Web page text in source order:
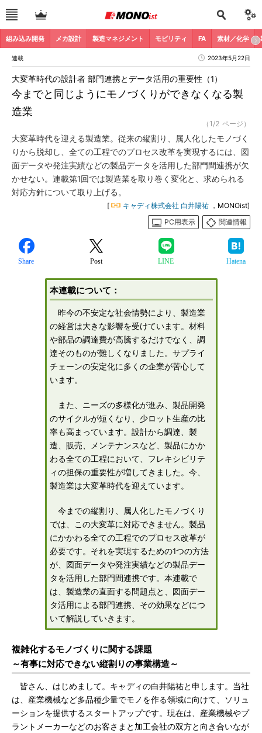
組み込み開発 メカ設計 製造マネジメント モビリティ FA 素材／化学
連載 2023年5月22日
今までと同じようにモノづくりができなくなる製
造業
大変革時代の設計者 部門連携とデータ活用の重要性（1）
（1/2 ページ）
大変革時代を迎える製造業。従来の縦割り、属人化したモノづく
りから脱却し、全ての工程でのプロセス改革を実現するには、図
面データや発注実績などの製品データを活用した部門間連携が欠
かせない。連載第1回では製造業を取り巻く変化と、求められる
対応方針について取り上げる。
[ キャディ株式会社 白井陽祐 ，MONOist]
PC用表示
関連情報
Share Post LINE Hatena
本連載について：
昨今の不安定な社会情勢により、製造業
の経営は大きな影響を受けています。材料
や部品の調達費が高騰するだけでなく、調
達そのものが難しくなりました。サプライ
チェーンの安定化に多くの企業が苦心して
います。
また、ニーズの多様化が進み、製品開発
のサイクルが短くなり、少ロット生産の比
率も高まっています。設計から調達、製
造、販売、メンテナンスなど、製品にかか
わる全ての工程において、フレキシビリテ
ィの担保の重要性が増してきました。今、
製造業は大変革時代を迎えています。
今までの縦割り、属人化したモノづくり
では、この大変革に対応できません。製品
にかかわる全ての工程でのプロセス改革が
必要です。それを実現するための1つの方法
が、図面データや発注実績などの製品デー
タを活用した部門間連携です。本連載で
は、製造業の直面する問題点と、図面デー
タ活用による部門連携、その効果などにつ
いて解説していきます。
複雑化するモノづくりに関する課題
～有事に対応できない縦割りの事業構造～
皆さん、はじめまして。キャディの白井陽祐と申します。当社
は、産業機械など多品種少量でモノを作る領域に向けて、ソリュ
ーションを提供するスタートアップです。現在は、産業機械やプ
ラントメーカーなどのお客さまと加工会社の双方と向き合いなが